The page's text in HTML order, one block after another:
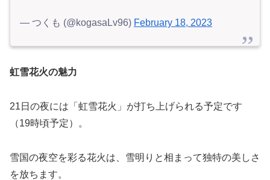
— つくも (@kogasaLv96) February 18, 2023
虹雪花火の魅力
21日の夜には「虹雪花火」が打ち上げられる予定です
（19時頃予定）。
雪国の夜空を彩る花火は、雪明りと相まって独特の美しさ
を放ちます。